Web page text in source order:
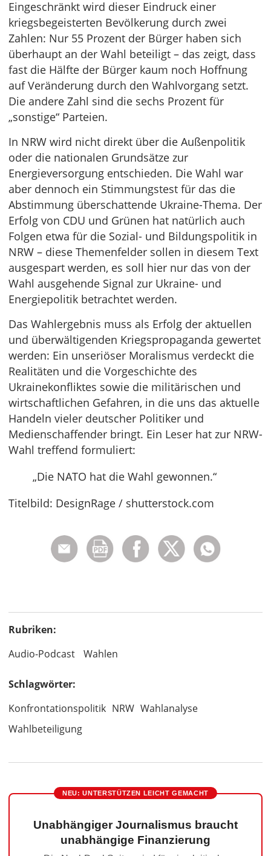
Eingeschränkt wird dieser Eindruck einer
kriegsbegeisterten Bevölkerung durch zwei
Zahlen: Nur 55 Prozent der Bürger haben sich
überhaupt an der Wahl beteiligt – das zeigt, dass
fast die Hälfte der Bürger kaum noch Hoffnung
auf Veränderung durch den Wahlvorgang setzt.
Die andere Zahl sind die sechs Prozent für
„sonstige“ Parteien.
In NRW wird nicht direkt über die Außenpolitik
oder die nationalen Grundsätze zur
Energieversorgung entschieden. Die Wahl war
aber dennoch ein Stimmungstest für das die
Abstimmung überschattende Ukraine-Thema. Der
Erfolg von CDU und Grünen hat natürlich auch
Folgen etwa für die Sozial- und Bildungspolitik in
NRW – diese Themenfelder sollen in diesem Text
ausgespart werden, es soll hier nur das von der
Wahl ausgehende Signal zur Ukraine- und
Energiepolitik betrachtet werden.
Das Wahlergebnis muss als Erfolg der aktuellen
und überwältigenden Kriegspropaganda gewertet
werden: Ein unseriöser Moralismus verdeckt die
Realitäten und die Vorgeschichte des
Ukrainekonfliktes sowie die militärischen und
wirtschaftlichen Gefahren, in die uns das aktuelle
Handeln vieler deutscher Politiker und
Medienschaffender bringt. Ein Leser hat zur NRW-
Wahl treffend formuliert:
„Die NATO hat die Wahl gewonnen.“
Titelbild: DesignRage / shutterstock.com
Rubriken:
Audio-Podcast
Wahlen
Schlagwörter:
Konfrontationspolitik NRW Wahlanalyse
Wahlbeteiligung
NEU: UNTERSTÜTZEN LEICHT GEMACHT
Unabhängiger Journalismus braucht
unabhängige Finanzierung